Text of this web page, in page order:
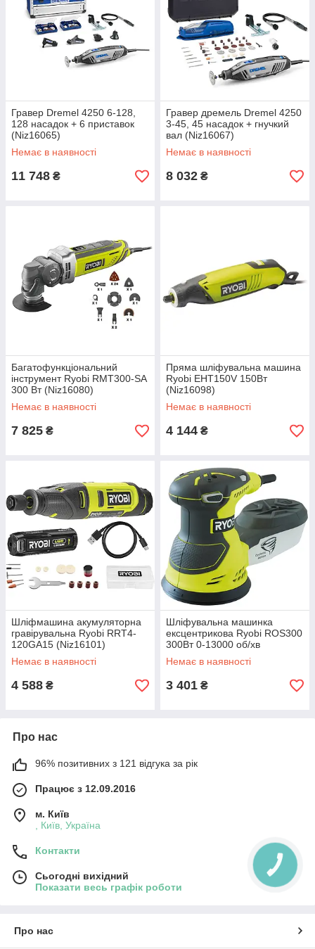
Гравер Dremel 4250 6-128,
128 насадок + 6 приставок
(Niz16065)
Немає в наявності
11 748 ₴
Гравер дремель Dremel 4250
3-45, 45 насадок + гнучкий
вал (Niz16067)
Немає в наявності
8 032 ₴
Багатофункціональний
інструмент Ryobi RMT300-SA
300 Вт (Niz16080)
Немає в наявності
7 825 ₴
Пряма шліфувальна машина
Ryobi EHT150V 150Вт
(Niz16098)
Немає в наявності
4 144 ₴
Шліфмашина акумуляторна
гравірувальна Ryobi RRT4-
120GA15 (Niz16101)
Немає в наявності
4 588 ₴
Шліфувальна машинка
ексцентрикова Ryobi ROS300
300Вт 0-13000 об/хв
(Niz16097)
Немає в наявності
3 401 ₴
Про нас
96% позитивних з 121 відгука за рік
Працює з 12.09.2016
м. Київ
, Київ, Україна
Контакти
Сьогодні вихідний
Показати весь графік роботи
Про нас